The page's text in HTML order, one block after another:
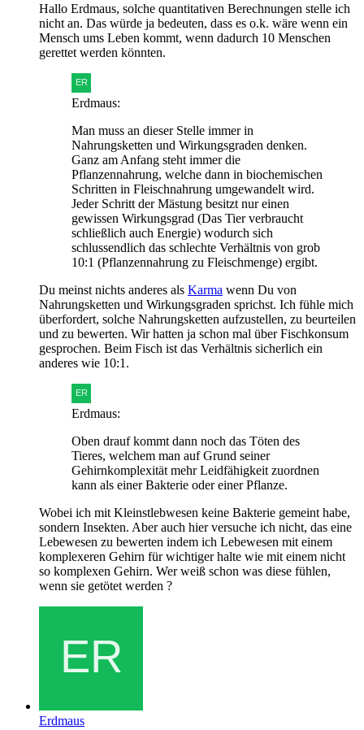
Hallo Erdmaus, solche quantitativen Berechnungen stelle ich
nicht an. Das würde ja bedeuten, dass es o.k. wäre wenn ein
Mensch ums Leben kommt, wenn dadurch 10 Menschen
gerettet werden könnten.
Erdmaus:
Man muss an dieser Stelle immer in
Nahrungsketten und Wirkungsgraden denken.
Ganz am Anfang steht immer die
Pflanzennahrung, welche dann in biochemischen
Schritten in Fleischnahrung umgewandelt wird.
Jeder Schritt der Mästung besitzt nur einen
gewissen Wirkungsgrad (Das Tier verbraucht
schließlich auch Energie) wodurch sich
schlussendlich das schlechte Verhältnis von grob
10:1 (Pflanzennahrung zu Fleischmenge) ergibt.
Du meinst nichts anderes als Karma wenn Du von
Nahrungsketten und Wirkungsgraden sprichst. Ich fühle mich
überfordert, solche Nahrungsketten aufzustellen, zu beurteilen
und zu bewerten. Wir hatten ja schon mal über Fischkonsum
gesprochen. Beim Fisch ist das Verhältnis sicherlich ein
anderes wie 10:1.
Erdmaus:
Oben drauf kommt dann noch das Töten des
Tieres, welchem man auf Grund seiner
Gehirnkomplexität mehr Leidfähigkeit zuordnen
kann als einer Bakterie oder einer Pflanze.
Wobei ich mit Kleinstlebwesen keine Bakterie gemeint habe,
sondern Insekten. Aber auch hier versuche ich nicht, das eine
Lebewesen zu bewerten indem ich Lebewesen mit einem
komplexeren Gehirn für wichtiger halte wie mit einem nicht
so komplexen Gehirn. Wer weiß schon was diese fühlen,
wenn sie getötet werden ?
Erdmaus